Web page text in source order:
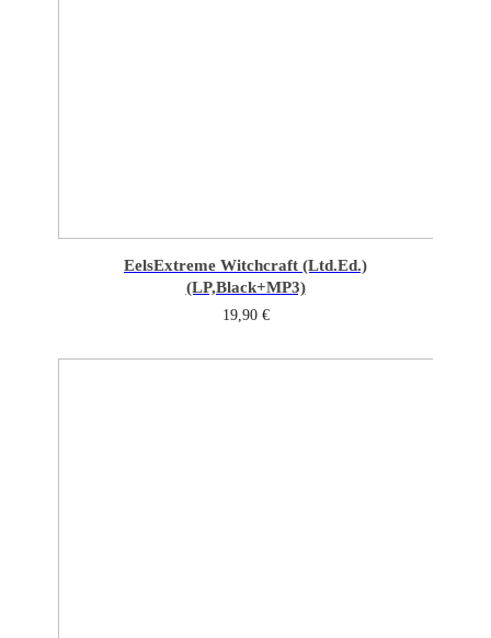
EelsExtreme Witchcraft (Ltd.Ed.)
(LP,Black+MP3)
19,90 €